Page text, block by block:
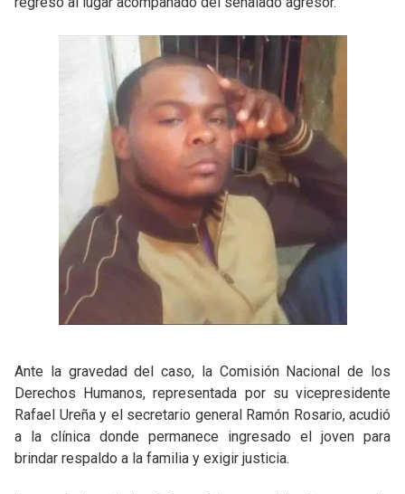
Ante la gravedad del caso, la Comisión Nacional de los
Derechos Humanos, representada por su vicepresidente
Rafael Ureña y el secretario general Ramón Rosario, acudió
a la clínica donde permanece ingresado el joven para
brindar respaldo a la familia y exigir justicia.